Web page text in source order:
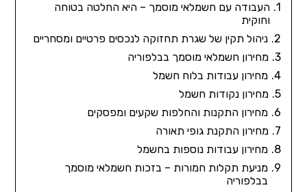
העבודה עם חשמלאי מוסמך – היא החלטה בטוחה
וחוקית
ניהול תקין של שגרת תחזוקה לנכסים פרטיים ומסחריים
מחירון חשמלאי מוסמך בבלפוריה
מחירון עבודות בלוח חשמל
מחירון נקודות חשמל
מחירון התקנות והחלפות שקעים ומפסקים
מחירון התקנת גופי תאורה
מחירון עבודות נוספות בחשמל
מניעת תקלות חמורות – בזכות חשמלאי מוסמך
בבלפוריה